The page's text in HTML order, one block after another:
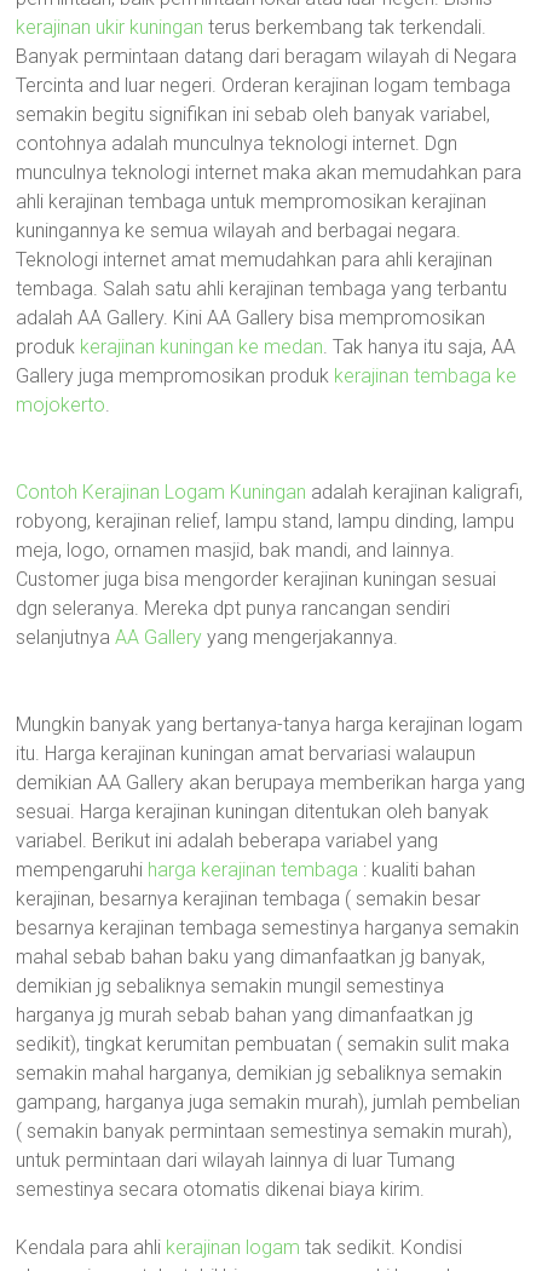
kerajinan ukir kuningan terus berkembang tak terkendali.
Banyak permintaan datang dari beragam wilayah di Negara
Tercinta and luar negeri. Orderan kerajinan logam tembaga
semakin begitu signifikan ini sebab oleh banyak variabel,
contohnya adalah munculnya teknologi internet. Dgn
munculnya teknologi internet maka akan memudahkan para
ahli kerajinan tembaga untuk mempromosikan kerajinan
kuningannya ke semua wilayah and berbagai negara.
Teknologi internet amat memudahkan para ahli kerajinan
tembaga. Salah satu ahli kerajinan tembaga yang terbantu
adalah AA Gallery. Kini AA Gallery bisa mempromosikan
produk kerajinan kuningan ke medan. Tak hanya itu saja, AA
Gallery juga mempromosikan produk kerajinan tembaga ke
mojokerto.
Contoh Kerajinan Logam Kuningan adalah kerajinan kaligrafi,
robyong, kerajinan relief, lampu stand, lampu dinding, lampu
meja, logo, ornamen masjid, bak mandi, and lainnya.
Customer juga bisa mengorder kerajinan kuningan sesuai
dgn seleranya. Mereka dpt punya rancangan sendiri
selanjutnyaAA Gallery yang mengerjakannya.
Mungkin banyak yang bertanya-tanya harga kerajinan logam
itu. Harga kerajinan kuningan amat bervariasi walaupun
demikian AA Gallery akan berupaya memberikan harga yang
sesuai. Harga kerajinan kuningan ditentukan oleh banyak
variabel. Berikut ini adalah beberapa variabel yang
mempengaruhi harga kerajinan tembaga : kualiti bahan
kerajinan, besarnya kerajinan tembaga ( semakin besar
besarnya kerajinan tembaga semestinya harganya semakin
mahal sebab bahan baku yang dimanfaatkan jg banyak,
demikian jg sebaliknya semakin mungil semestinya
harganya jg murah sebab bahan yang dimanfaatkan jg
sedikit), tingkat kerumitan pembuatan ( semakin sulit maka
semakin mahal harganya, demikian jg sebaliknya semakin
gampang, harganya juga semakin murah), jumlah pembelian
( semakin banyak permintaan semestinya semakin murah),
untuk permintaan dari wilayah lainnya di luar Tumang
semestinya secara otomatis dikenai biaya kirim.
Kendala para ahli kerajinan logam tak sedikit. Kondisi